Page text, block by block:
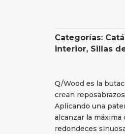
Categorías:
interior, Sillas
Q/Wood es la
crean
Aplicando una
alcanzar la
redondeces